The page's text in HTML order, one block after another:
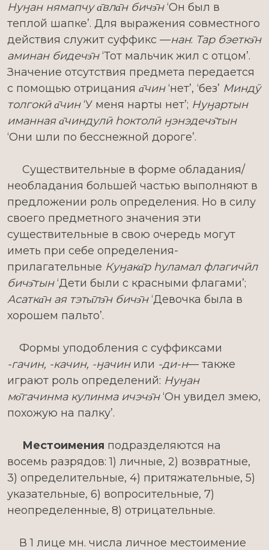
Нуӈан нямапчу а̄вла̄н бичэ̄н‘Он был в
теплой шапке’. Для выражения совместного
действия служит суффикс —нан: Тар бэеткэ̄н
аминан бидечэ̄н‘Тот мальчик жил с отцом’.
Значение отсутствия предмета передается
с помощью отрицания а̄чин‘нет’, ‘без’ Миндӯ
толгокӣ а̄чин‘У меня нарты нет’; Нуӈартын
иманная а̄чиндулӣ һоктолӣ ӈэнэдечэ̄тын
‘Они шли по бесснежной дороге’.
Существительные в форме обладания/
необладания большей частью выполняют в
предложении роль определения. Но в силу
своего предметного значения эти
существительные в свою очередь могут
иметь при себе определения-
прилагательные Куӈака̄р һуламал флагичӣл
бичэ̄тын‘Дети были с красными флагами’;
Асатка̄н ая тэты̄лэ̄н бичэ̄н‘Девочка была в
хорошем пальто’.
Формы уподобления с суффиксами
-гачин, -качин, -ӈачинили -ди-н— также
играют роль определений: Нуӈан
мо̄гачинма кулинма ичэчэ̄н‘Он увидел змею,
похожую на палку’.
Местоимения подразделяются на
восемь разрядов: 1) личные, 2) возвратные,
3) определительные, 4) притяжательные, 5)
указательные, 6) вопросительные, 7)
неопределенные, 8) отрицательные.
В 1 лице мн. числа личное местоимение